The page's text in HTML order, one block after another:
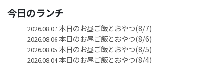
今日のランチ
2026.08.07本日のお昼ご飯とおやつ(8/7)
2026.08.06本日のお昼ご飯とおやつ(8/6)
2026.08.05 本日のお昼ご飯とおやつ(8/5)
2026.08.04本日のお昼ご飯とおやつ(8/4)